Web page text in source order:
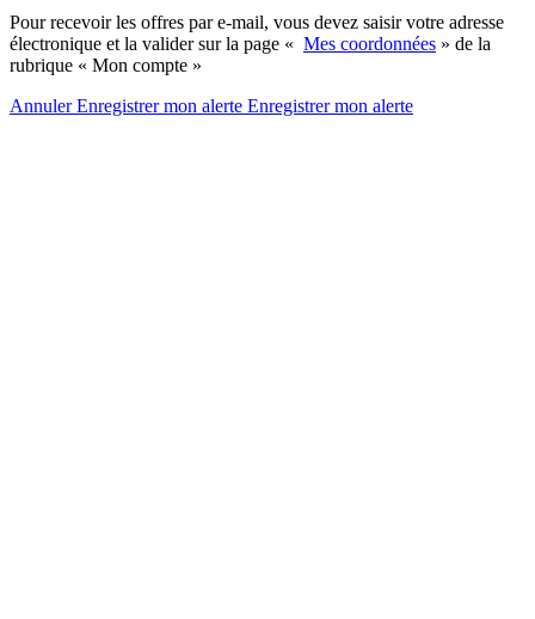
Pour recevoir les offres par e-mail, vous devez saisir votre adresse
électronique et la valider sur la page « Mes coordonnées » de la
rubrique « Mon compte »
AnnulerEnregistrer mon alerte Enregistrermon alerte